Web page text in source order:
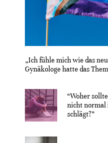
„Ich fühle mich wie das
Gynäkologe hatte das
“Woher
nicht normal
schlägt?”